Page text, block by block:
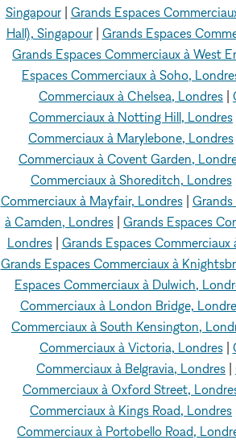
Singapour| Grands Espaces
Hall), Singapour| Grands Espaces
Grands Espaces Commerciaux à West
Espaces Commerciaux à Soho,
Commerciaux à Chelsea, Londres
Commerciaux à Notting Hill, Londres
Commerciaux à Marylebone, Londres
Commerciaux à Covent Garden,
Commerciaux à Shoreditch, Londres|
Commerciaux à Mayfair, Londres| Grands
à Camden, Londres Grands Espaces
Londres| Grands Espaces
Grands Espaces Commerciaux à
Espaces Commerciaux à Dulwich,
Commerciaux à London Bridge,
Commerciaux à South Kensington,
Commerciaux à Victoria, Londres|
Commerciaux à Belgravia, Londres
Commerciaux à Oxford Street,
Commerciaux à Kings Road, Londres
Commerciaux à Portobello Road,